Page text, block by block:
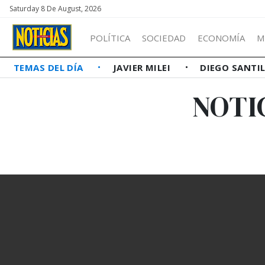
Saturday 8 De August, 2026
POLÍTICA SOCIEDAD ECONOMÍA
TEMAS DEL DÍA JAVIER MILEI DIEGO